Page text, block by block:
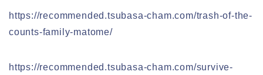
https://recommended.tsubasa-cham.com/trash-of-the-
counts-family-matome/
https://recommended.tsubasa-cham.com/survive-